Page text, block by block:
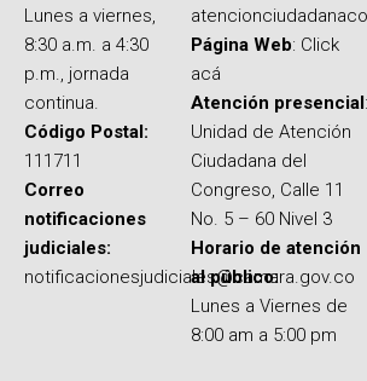
Lunes a viernes,
8:30 a.m. a 4:30
p.m., jornada
continua.
Código Postal:
111711
Correo
notificaciones
judiciales:
notificacionesjudiciales@camara.gov.co
Página Web: Click
acá
Atención presencial:
Unidad de Atención
Ciudadana del
Congreso, Calle 11
No. 5 – 60 Nivel 3
Horario de atención
al público:
Lunes a Viernes de
8:00 am a 5:00 pm